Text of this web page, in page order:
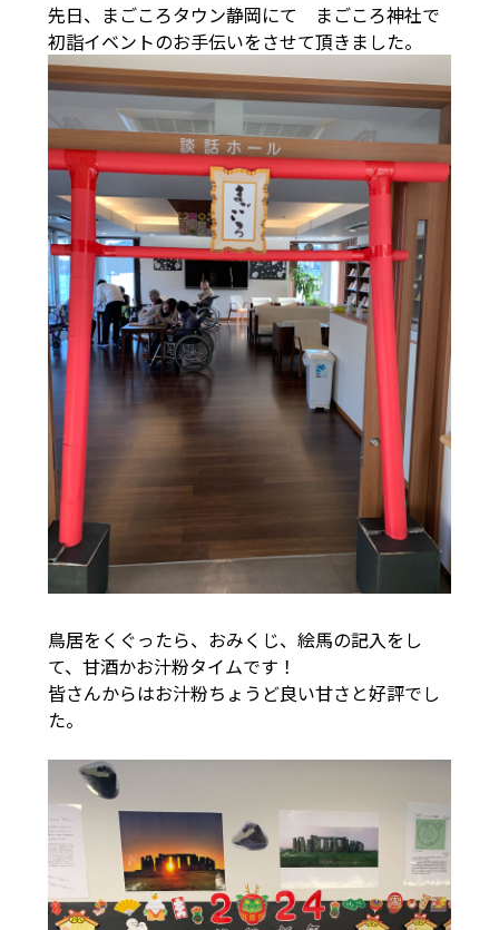
先日、まごころタウン静岡にて まごころ神社で
初詣イベントのお手伝いをさせて頂きました。
鳥居をくぐったら、おみくじ、絵馬の記入をし
て、甘酒かお汁粉タイムです！
皆さんからはお汁粉ちょうど良い甘さと好評でし
た。